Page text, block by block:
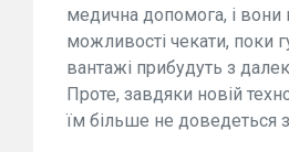
медична допомога, і
можливості чекати, поки
вантажі прибудуть з
Проте, завдяки новій
їм більше не доведеться